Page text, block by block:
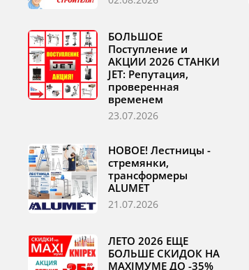
БОЛЬШОЕ
Поступление и
АКЦИИ 2026 СТАНКИ
JET: Репутация,
проверенная
временем
23.07.2026
НОВОЕ! Лестницы -
стремянки,
трансформеры
ALUMET
21.07.2026
ЛЕТО 2026 ЕЩЕ
БОЛЬШЕ СКИДОК НА
MAXIМУМЕ ДО -35%